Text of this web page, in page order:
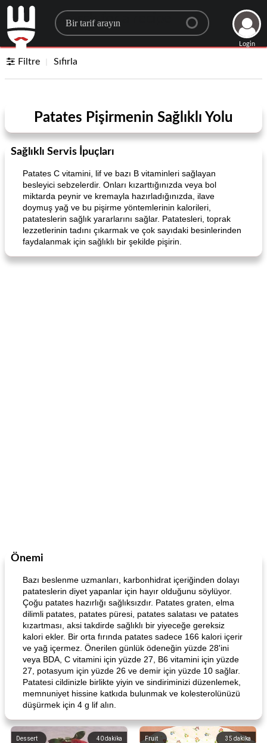
Search for a recipe
Login
Filtre Sıfırla
Patates Pişirmenin Sağlıklı Yolu
Sağlıklı Servis İpuçları
Patates C vitamini, lif ve bazı B vitaminleri sağlayan
besleyici sebzelerdir. Onları kızarttığınızda veya bol
miktarda peynir ve kremayla hazırladığınızda, ilave
doymuş yağ ve bu pişirme yöntemlerinin kalorileri,
patateslerin sağlık yararlarını sağlar. Patatesleri, toprak
lezzetlerinin tadını çıkarmak ve çok sayıdaki besinlerinden
faydalanmak için sağlıklı bir şekilde pişirin.
Önemi
Bazı beslenme uzmanları, karbonhidrat içeriğinden dolayı
patateslerin diyet yapanlar için hayır olduğunu söylüyor.
Çoğu patates hazırlığı sağlıksızdır. Patates graten, elma
dilimli patates, patates püresi, patates salatası ve patates
kızartması, aksi takdirde sağlıklı bir yiyeceğe gereksiz
kalori ekler. Bir orta fırında patates sadece 166 kalori içerir
ve yağ içermez. Önerilen günlük ödeneğin yüzde 28'ini
veya BDA, C vitamini için yüzde 27, B6 vitamini için yüzde
27, potasyum için yüzde 26 ve demir için yüzde 10 sağlar.
Patatesi cildinizle birlikte yiyin ve sindiriminizi düzenlemek,
memnuniyet hissine katkıda bulunmak ve kolesterolünüzü
düşürmek için 4 g lif alın.
40dakika
Dessert 35 dakika
Fruit